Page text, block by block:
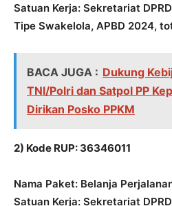
Satuan Kerja: Sekretariat
Tipe Swakelola, APBD 2024,
BACA JUGA : Dukung
TNI/Polri dan Satpol PP
Dirikan Posko PPKM
2) Kode RUP: 36346011
Nama Paket: Belanja
Satuan Kerja: Sekretariat